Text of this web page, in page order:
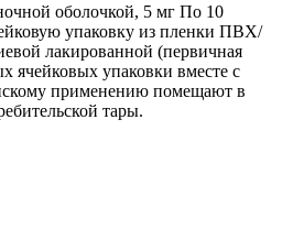
оболочкой, 5 мг По 10
упаковку из пленки ПВХ/
лакированной (первичная
ячейковых упаковки вместе с
применению помещают в
тары.